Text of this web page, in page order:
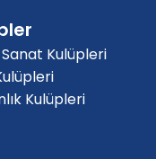
Kulüpleri
Kulüpleri